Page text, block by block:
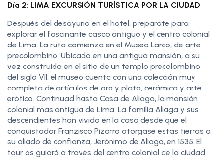
Día 2: LIMA EXCURSIÓN TURÍSTICA POR LA CIUDAD
Después del desayuno en el hotel, prepárate para
explorar el fascinante casco antiguo y el centro colonial
de Lima. La ruta comienza en el Museo Larco, de arte
precolombino. Ubicado en una antigua mansión, a su
vez construida en el sitio de un templo precolombino
del siglo VII, el museo cuenta con una colección muy
completa de artículos de oro y plata, cerámica y arte
erótico. Continuad hasta Casa de Aliaga, la mansión
colonial más antigua de Lima. La familia Aliaga y sus
descendientes han vivido en la casa desde que el
conquistador Franzisco Pizarro otorgase estas tierras a
su aliado de confianza, Jerónimo de Aliaga, en 1535. El
tour os guiará a través del centro colonial de la ciudad.